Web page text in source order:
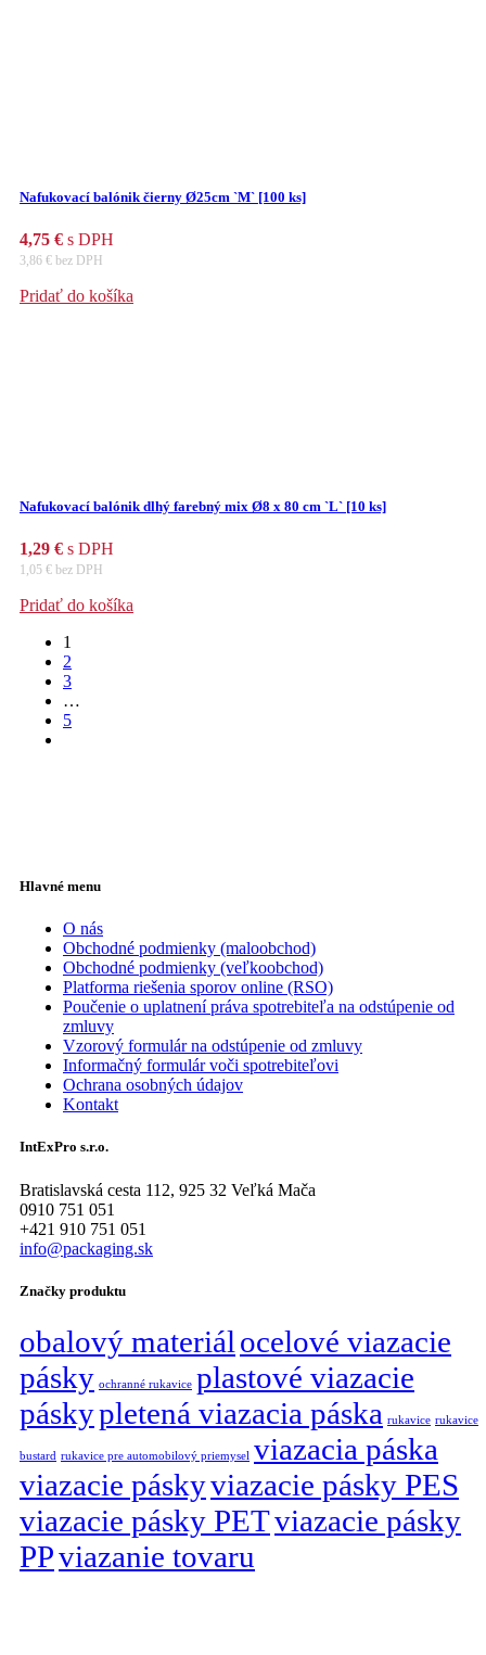
Nafukovací balónik čierny Ø25cm `M` [100 ks]
4,75 € s DPH
3,86 € bez DPH
Pridať do košíka
Nafukovací balónik dlhý farebný mix Ø8 x 80 cm `L` [10 ks]
1,29 € s DPH
1,05 € bez DPH
Pridať do košíka
1
2
3
…
5
Hlavné menu
O nás
Obchodné podmienky (maloobchod)
Obchodné podmienky (veľkoobchod)
Platforma riešenia sporov online (RSO)
Poučenie o uplatnení práva spotrebiteľa na odstúpenie od
zmluvy
Vzorový formulár na odstúpenie od zmluvy
Informačný formulár voči spotrebiteľovi
Ochrana osobných údajov
Kontakt
IntExPro s.r.o.
Bratislavská cesta 112, 925 32 Veľká Mača
0910 751 051
+421 910 751 051
info@packaging.sk
Značky produktu
obalový materiál ocelové viazacie
pásky ochranné rukavice plastové viazacie
páskypletená viazacia páska rukavice rukavice
bustard rukavice pre automobilový priemysel viazacia páska
viazacie páskyviazacie pásky PES
viazacie pásky PETviazacie pásky
PPviazanie tovaru